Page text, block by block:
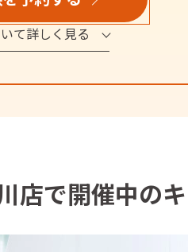
て詳しく見る
店で開催中の